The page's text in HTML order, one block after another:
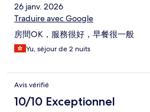
26 janv. 2026
Traduire avec Google
房間OK，服務很好，早餐很一般
Yu, séjour de 2 nuits
Avis vérifié
10/10 Exceptionnel